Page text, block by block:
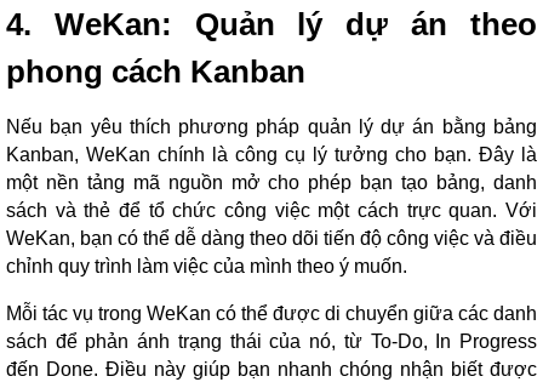
4. WeKan: Quản lý dự án theo
phong cách Kanban
Nếu bạn yêu thích phương pháp quản lý dự án bằng bảng
Kanban, WeKan chính là công cụ lý tưởng cho bạn. Đây là
một nền tảng mã nguồn mở cho phép bạn tạo bảng, danh
sách và thẻ để tổ chức công việc một cách trực quan. Với
WeKan, bạn có thể dễ dàng theo dõi tiến độ công việc và điều
chỉnh quy trình làm việc của mình theo ý muốn.
Mỗi tác vụ trong WeKan có thể được di chuyển giữa các danh
sách để phản ánh trạng thái của nó, từ To-Do, In Progress
đến Done. Điều này giúp bạn nhanh chóng nhận biết được